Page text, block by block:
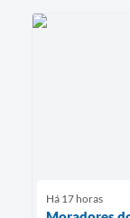
Há 17 horas